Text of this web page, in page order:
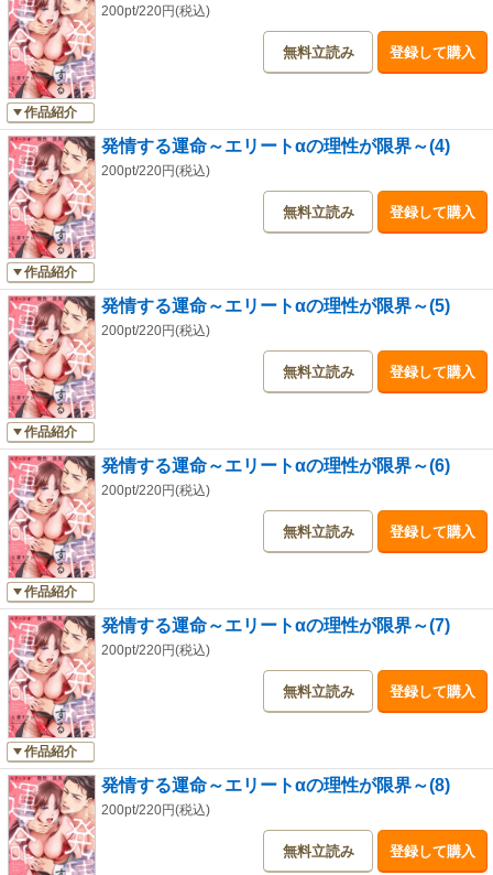
作品紹介
200pt/220円(税込)
無料立読み 登録して購入
作品紹介
発情する運命～エリートαの理性が限界～(4)
200pt/220円(税込)
無料立読み 登録して購入
作品紹介
発情する運命～エリートαの理性が限界～(5)
200pt/220円(税込)
無料立読み 登録して購入
作品紹介
発情する運命～エリートαの理性が限界～(6)
200pt/220円(税込)
無料立読み 登録して購入
作品紹介
発情する運命～エリートαの理性が限界～(7)
200pt/220円(税込)
無料立読み 登録して購入
発情する運命～エリートαの理性が限界～(8)
200pt/220円(税込)
無料立読み 登録して購入